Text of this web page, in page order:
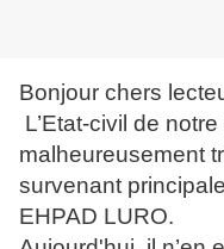
Bonjour chers
L’Etat-civil de
malheureusement
survenant
EHPAD LURO.